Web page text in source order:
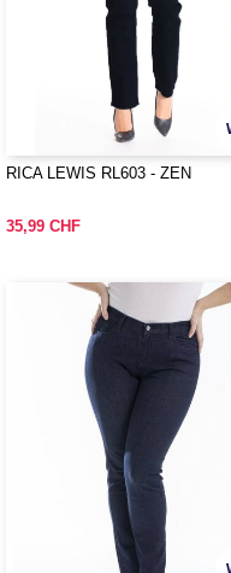
RICA LEWIS RL603 - ZEN
35,99 CHF